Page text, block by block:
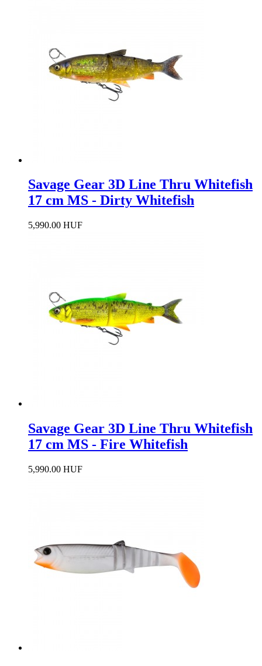
Savage Gear 3D Line Thru Whitefish
17 cm MS - Dirty Whitefish
5,990.00 HUF
Savage Gear 3D Line Thru Whitefish
17 cm MS - Fire Whitefish
5,990.00 HUF